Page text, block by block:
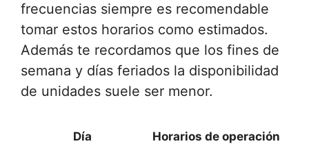
frecuencias siempre es recomendable
tomar estos horarios como estimados.
Además te recordamos que los fines de
semana y días feriados la disponibilidad
de unidades suele ser menor.
Día Horarios de operación